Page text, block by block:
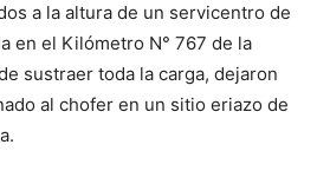
a la altura de un servicentro de
en el Kilómetro N° 767 de la
sustraer toda la carga, dejaron
al chofer en un sitio eriazo de